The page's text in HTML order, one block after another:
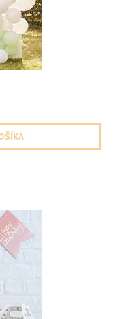
11ks vlajok